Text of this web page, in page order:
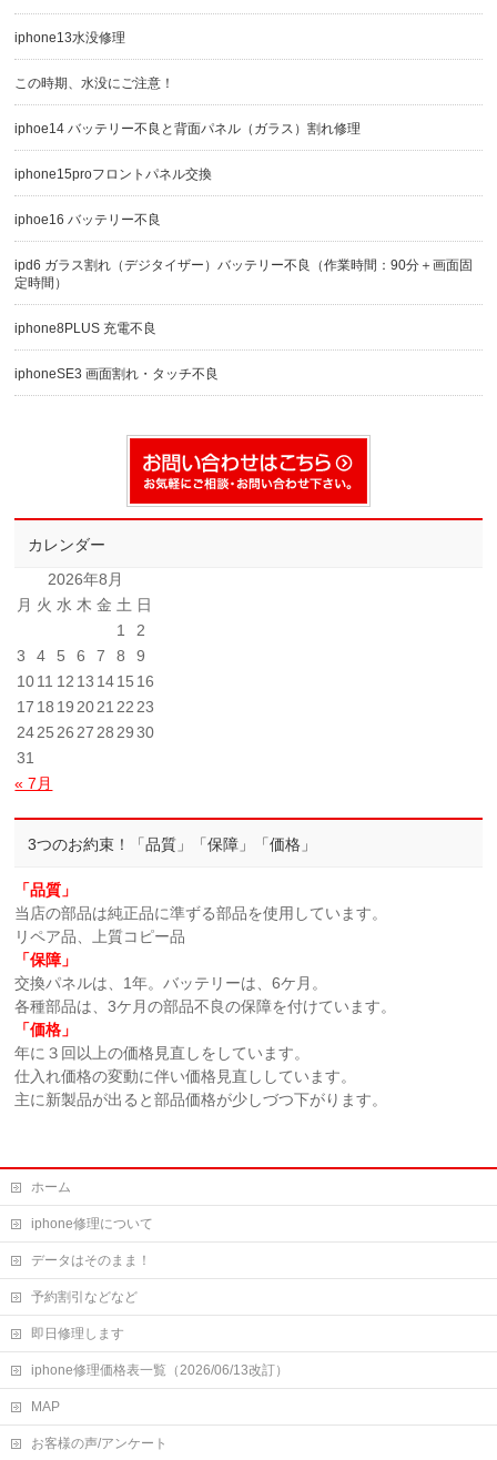
iphone13水没修理
この時期、水没にご注意！
iphoe14 バッテリー不良と背面パネル（ガラス）割れ修理
iphone15proフロントパネル交換
iphoe16 バッテリー不良
ipd6 ガラス割れ（デジタイザー）バッテリー不良（作業時間：90分＋画面固
定時間）
iphone8PLUS 充電不良
iphoneSE3 画面割れ・タッチ不良
カレンダー
2026年8月
月 火 水 木 金 土 日
1
2
3
4 5 6 7 8
9
1011 12 13 1415 16
17 18 19 2021 22 23
2425 26 27 28 29 30
31
« 7月
3つのお約束！「品質」「保障」「価格」
「品質」
当店の部品は純正品に準ずる部品を使用しています。
リペア品、上質コピー品
「保障」
交換パネルは、1年。バッテリーは、6ケ月。
各種部品は、3ケ月の部品不良の保障を付けています。
「価格」
年に３回以上の価格見直しをしています。
仕入れ価格の変動に伴い価格見直ししています。
主に新製品が出ると部品価格が少しづつ下がります。
ホーム
iphone修理について
データはそのまま！
予約割引などなど
即日修理します
iphone修理価格表一覧（2026/06/13改訂）
MAP
お客様の声/アンケート